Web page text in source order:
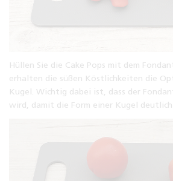
Hüllen Sie die Cake Pops mit dem
erhalten die süßen Köstlichkeiten die
Kugel. Wichtig dabei ist, dass der
wird, damit die Form einer Kugel